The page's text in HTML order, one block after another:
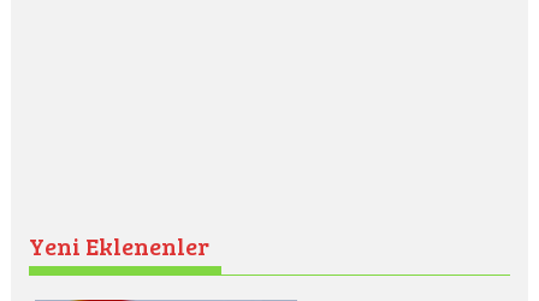
Yeni Eklenenler